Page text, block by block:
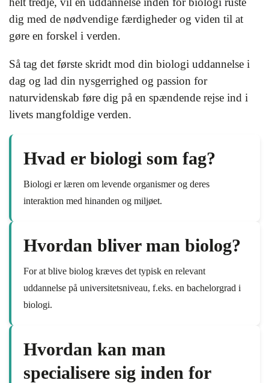
dig med de nødvendige færdigheder og viden til at
gøre en forskel i verden.
Så tag det første skridt mod din biologi uddannelse i
dag og lad din nysgerrighed og passion for
naturvidenskab føre dig på en spændende rejse ind i
livets mangfoldige verden.
Hvad er biologi som fag?
Biologi er læren om levende organismer og deres
interaktion med hinanden og miljøet.
Hvordan bliver man biolog?
For at blive biolog kræves det typisk en relevant
uddannelse på universitetsniveau, f.eks. en bachelorgrad i
biologi.
Hvordan kan man
specialisere sig inden for